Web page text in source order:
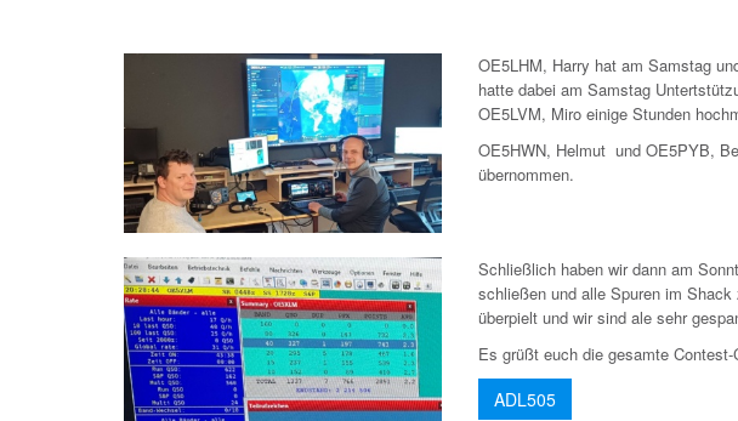
OE5LHM, Harry hat am Samstag
hatte dabei am Samstag
OE5LVM, Miro einige Stunden
OE5HWN, Helmut und OE5PYB,
übernommen.
Schließlich haben wir dann am
schließen und alle Spuren im
überpielt und wir sind ale sehr
Es grüßt euch die gesamte Contest-
ADL505